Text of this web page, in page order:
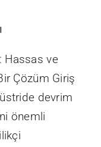
Hassas ve
Çözüm Giriş
devrim
önemli